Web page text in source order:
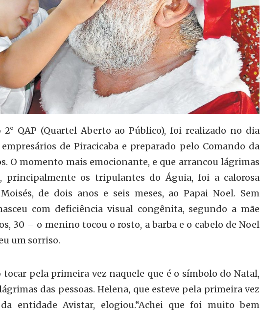
QAP (Quartel Aberto ao Público), foi realizado no dia
de Piracicaba e preparado pelo Comando da
O momento mais emocionante, e que arrancou lágrimas
principalmente os tripulantes do Águia, foi a calorosa
de dois anos e seis meses, ao Papai Noel. Sem
com deficiência visual congênita, segundo a mãe
30 – o menino tocou o rosto, a barba e o cabelo de Noel
um sorriso.
tocar pela primeira vez naquele que é o símbolo do Natal,
das pessoas. Helena, que esteve pela primeira vez
entidade Avistar, elogiou.“Achei que foi muito bem